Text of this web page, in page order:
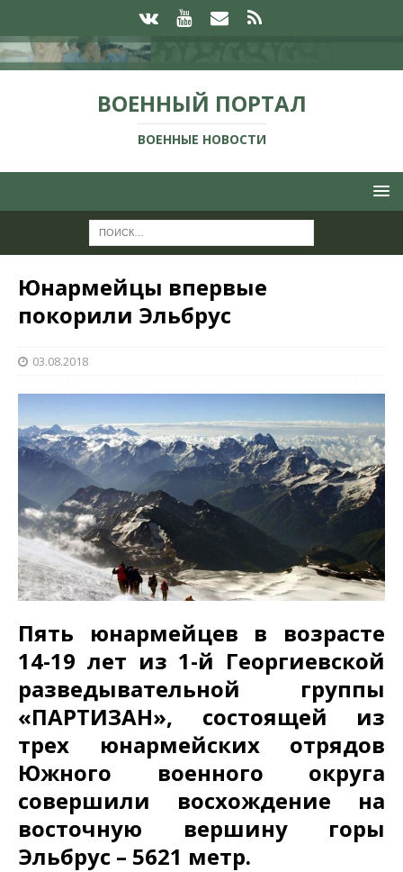
ВОЕННЫЙ ПОРТАЛ
ВОЕННЫЕ НОВОСТИ
Юнармейцы впервые
покорили Эльбрус
03.08.2018
Пять юнармейцев в возрасте
14-19 лет из 1-й Георгиевской
разведывательной группы
«ПАРТИЗАН», состоящей из
трех юнармейских отрядов
Южного военного округа
совершили восхождение на
восточную вершину горы
Эльбрус – 5621 метр.